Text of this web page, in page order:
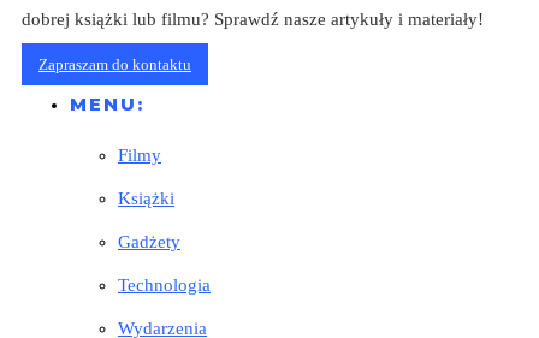
dobrej książki lub filmu? Sprawdź nasze artykuły i materiały!
Zapraszam do kontaktu
MENU:
Filmy
Książki
Gadżety
Technologia
Wydarzenia